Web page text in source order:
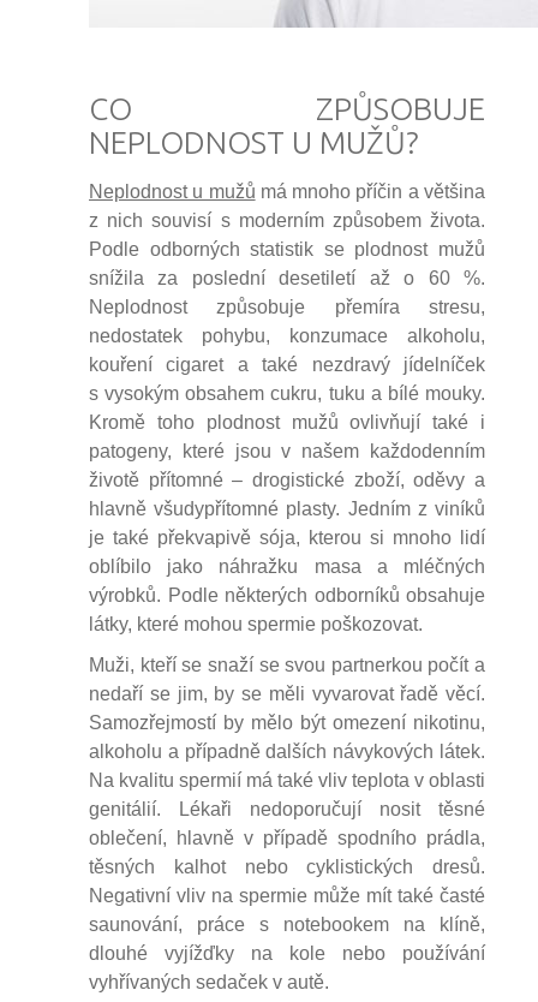
CO ZPŮSOBUJE
NEPLODNOST U MUŽŮ?
Neplodnost u mužů má mnoho příčin a většina
z nich souvisí s moderním způsobem života.
Podle odborných statistik se plodnost mužů
snížila za poslední desetiletí až o 60 %.
Neplodnost způsobuje přemíra stresu,
nedostatek pohybu, konzumace alkoholu,
kouření cigaret a také nezdravý jídelníček
s vysokým obsahem cukru, tuku a bílé mouky.
Kromě toho plodnost mužů ovlivňují také i
patogeny, které jsou v našem každodenním
životě přítomné – drogistické zboží, oděvy a
hlavně všudypřítomné plasty. Jedním z viníků
je také překvapivě sója, kterou si mnoho lidí
oblíbilo jako náhražku masa a mléčných
výrobků. Podle některých odborníků obsahuje
látky, které mohou spermie poškozovat.
Muži, kteří se snaží se svou partnerkou počít a
nedaří se jim, by se měli vyvarovat řadě věcí.
Samozřejmostí by mělo být omezení nikotinu,
alkoholu a případně dalších návykových látek.
Na kvalitu spermií má také vliv teplota v oblasti
genitálií. Lékaři nedoporučují nosit těsné
oblečení, hlavně v případě spodního prádla,
těsných kalhot nebo cyklistických dresů.
Negativní vliv na spermie může mít také časté
saunování, práce s notebookem na klíně,
dlouhé vyjížďky na kole nebo používání
vyhřívaných sedaček v autě.